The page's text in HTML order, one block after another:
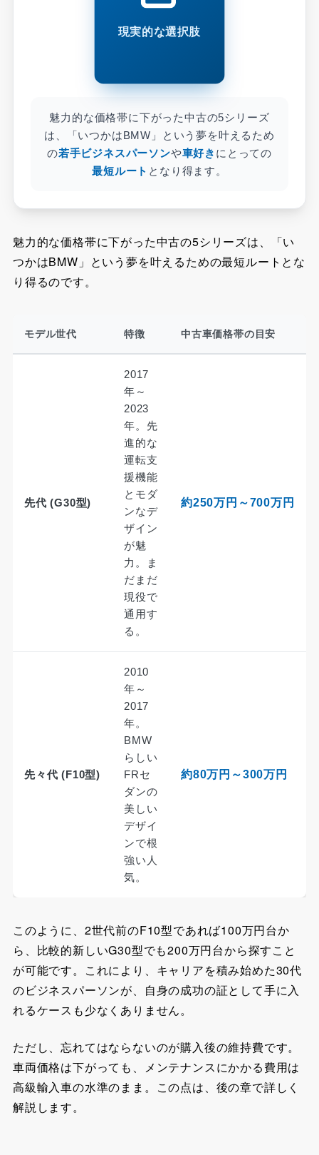
現実的な選択肢
魅力的な価格帯に下がった中古の5シリーズ
は、「いつかはBMW」という夢を叶えるため
の若手ビジネスパーソンや車好き にとっての
最短ルート となり得ます。
魅力的な価格帯に下がった中古の5シリーズは、「い
つかはBMW」という夢を叶えるための最短ルートとな
り得るのです。
モデル世代 特徴 中古車価格帯の目安
先代 (G30型)
2017
年～
2023
年。先
進的な
運転支
援機能
とモダ
ンなデ
ザイン
が魅
力。ま
だまだ
現役で
通用す
る。
約250万円～700万円
先々代 (F10型)
2010
年～
2017
年。
BMW
らしい
FRセ
ダンの
美しい
デザイ
ンで根
強い人
気。
約80万円～300万円
このように、2世代前のF10型であれば100万円台か
ら、比較的新しいG30型でも200万円台から探すこと
が可能です。これにより、キャリアを積み始めた30代
のビジネスパーソンが、自身の成功の証として手に入
れるケースも少なくありません。
ただし、忘れてはならないのが購入後の維持費です。
車両価格は下がっても、メンテナンスにかかる費用は
高級輸入車の水準のまま。この点は、後の章で詳しく
解説します。